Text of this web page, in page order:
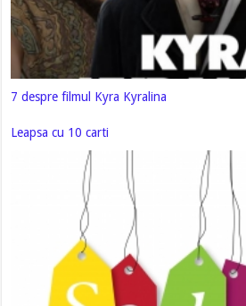
7 despre filmul Kyra Kyralina
Leapsa cu 10 carti